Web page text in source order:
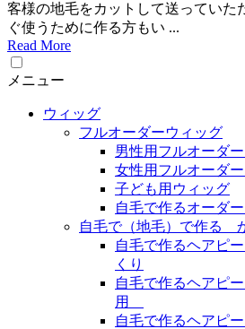
客様の地毛をカットして送っていた
ぐ使うために作る方もい ...
Read More
メニュー
ウィッグ
フルオーダーウィッグ
男性用フルオーダ
女性用フルオーダ
子ども用ウィッグ
自毛で作るオーダ
自毛で（地毛）で作る
自毛で作るヘアピ
くり
自毛で作るヘアピ
用
自毛で作るヘアピ